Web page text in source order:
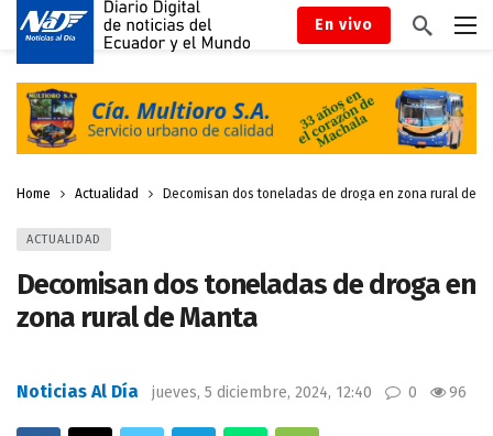
En vivo
Home Actualidad Decomisan dos toneladas de droga en zona rural de
ACTUALIDAD
Decomisan dos toneladas de droga en
zona rural de Manta
Noticias Al Día jueves, 5 diciembre, 2024, 12:40 0 96